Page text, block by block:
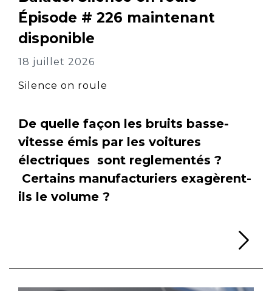
Épisode # 226 maintenant
disponible
18 juillet 2026
Silence on roule
De quelle façon les bruits basse-
vitesse émis par les voitures
électriques sont reglementés ?
Certains manufacturiers exagèrent-
ils le volume ?